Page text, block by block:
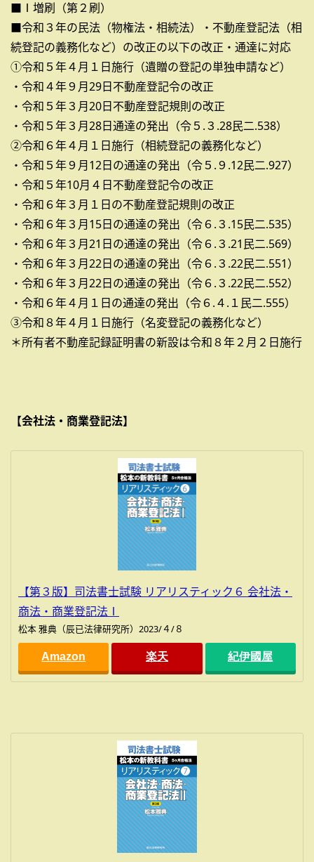
■Ⅰ増刷（第２刷）
■令和３年の民法（物権法・相続法）・不動産登記法（相
続登記の義務化など）の改正の以下の改正・通達に対応
①令和５年４月１日施行（遺贈の登記の単独申請など）
・令和４年９月29日不動産登記令の改正
・令和５年３月20日不動産登記規則の改正
・令和５年３月28日通達の発出（令５.３.28民二.538）
②令和６年４月１日施行（相続登記の義務化など）
・令和５年９月12日の通達の発出（令５.９.12民二.927）
・令和５年10月４日不動産登記令の改正
・令和６年３月１日の不動産登記規則の改正
・令和６年３月15日の通達の発出（令６.３.15民二.535）
・令和６年３月21日の通達の発出（令６.３.21民二.569）
・令和６年３月22日の通達の発出（令６.３.22民二.551）
・令和６年３月22日の通達の発出（令６.３.22民二.552）
・令和６年４月１日の通達の発出（令６.４.１民二.555）
③令和８年４月１日施行（名変登記の義務化など）
＊所有者不動産記録証明書の新設は令和８年２月２日施行
【会社法・商業登記法】
【第３版】司法書士試験 リアリスティック６ 会社法・
商法・商業登記法Ⅰ
松本 雅典（辰已法律研究所）2023/４/８
Amazon 楽天 紀伊國屋